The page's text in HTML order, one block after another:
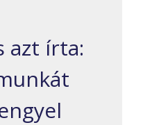
azt írta: